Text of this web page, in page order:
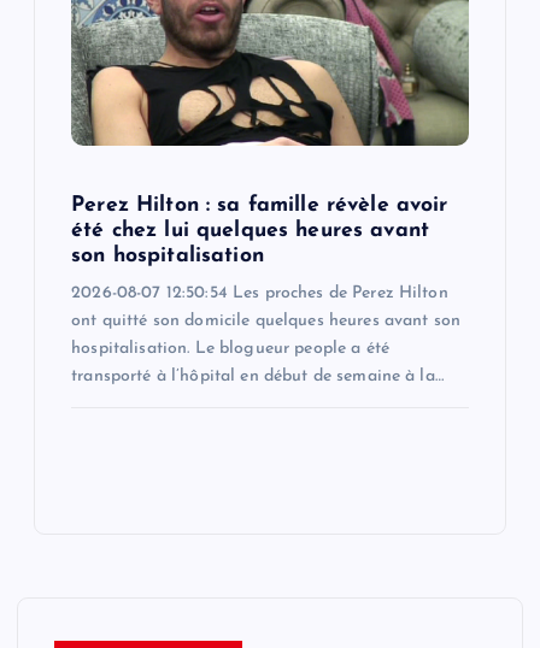
Perez Hilton : sa famille révèle avoir
été chez lui quelques heures avant
son hospitalisation
2026-08-07 12:50:54 Les proches de Perez Hilton
ont quitté son domicile quelques heures avant son
hospitalisation. Le blogueur people a été
transporté à l’hôpital en début de semaine à la…